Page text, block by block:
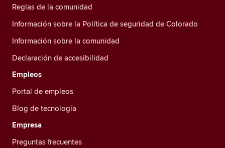
Reglas de la comunidad
Información sobre la Política de seguridad de Colorado
Información sobre la comunidad
Declaración de accesibilidad
Empleos
Portal de empleos
Blog de tecnología
Empresa
Preguntas frecuentes